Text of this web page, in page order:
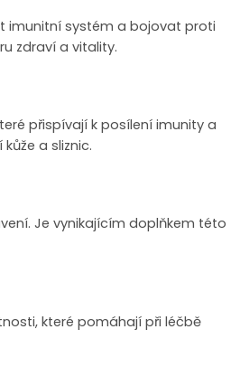
imunitní systém a bojovat proti
zdraví a vitality.
přispívají k posílení imunity a
a sliznic.
Je vynikajícím doplňkem této
které pomáhají při léčbě